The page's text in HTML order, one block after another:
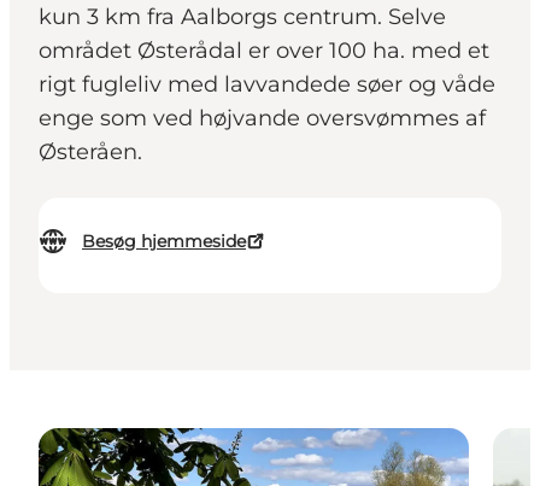
kun 3 km fra Aalborgs centrum. Selve
området Østerådal er over 100 ha. med et
rigt fugleliv med lavvandede søer og våde
enge som ved højvande oversvømmes af
Østeråen.
Besøg hjemmeside